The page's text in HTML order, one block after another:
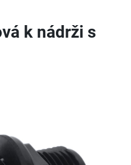
k nádrži s